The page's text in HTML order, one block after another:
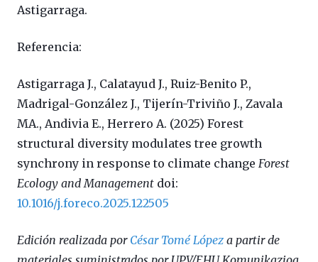
Astigarraga.
Referencia:
Astigarraga J., Calatayud J., Ruiz-Benito P.,
Madrigal-González J., Tijerín-Triviño J., Zavala
MA., Andivia E., Herrero A. (2025) Forest
structural diversity modulates tree growth
synchrony in response to climate change Forest
Ecology and Management doi:
10.1016/j.foreco.2025.122505
Edición realizada por César Tomé López a partir de